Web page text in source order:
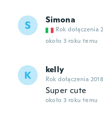
S Simona
Rok dołączenia
około 3 roku temu
K kelly
Rok dołączenia 2018
Super cute
około 3 roku temu